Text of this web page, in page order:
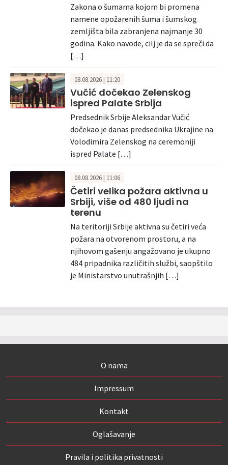
Zakona o šumama kojom bi promena
namene opožarenih šuma i šumskog
zemljišta bila zabranjena najmanje 30
godina. Kako navode, cilj je da se spreči da
[…]
08.08.2026 | 11:20
Vučić dočekao Zelenskog
ispred Palate Srbija
Predsednik Srbije Aleksandar Vučić
dočekao je danas predsednika Ukrajine na
Volodimira Zelenskog na ceremoniji
ispred Palate […]
08.08.2026 | 11:06
Četiri velika požara aktivna u
Srbiji, više od 480 ljudi na
terenu
Na teritoriji Srbije aktivna su četiri veća
požara na otvorenom prostoru, a na
njihovom gašenju angažovano je ukupno
484 pripadnika različitih službi, saopštilo
je Ministarstvo unutrašnjih […]
O nama
Impressum
Kontakt
Oglašavanje
Pravila i politika privatnosti